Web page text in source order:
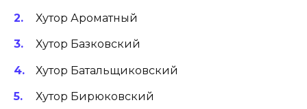
Хутор Ароматный
Хутор Базковский
Хутор Батальщиковский
Хутор Бирюковский